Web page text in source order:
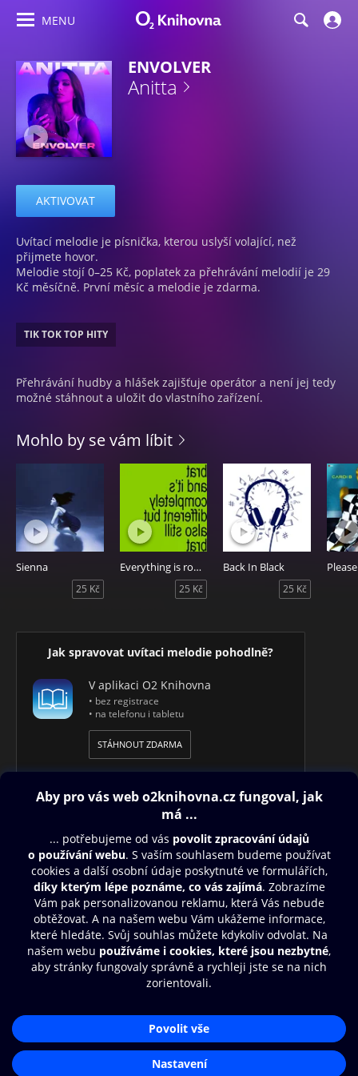
MENU
ENVOLVER
Anitta
AKTIVOVAT
Uvítací melodie je písnička, kterou uslyší volající, než
přijmete hovor.
Melodie stojí 0–25 Kč, poplatek za přehrávání melodií je 29
Kč měsíčně. První měsíc a melodie je zdarma.
TIK TOK TOP HITY
Přehrávání hudby a hlášek zajišťuje operátor a není jej tedy
možné stáhnout a uložit do vlastního zařízení.
Mohlo by se vám líbit
Sienna
25 Kč
Everything is romantic featuring caroline polachek
25 Kč
Back In Black
25 Kč
Jak spravovat uvítaci melodie pohodlně?
V aplikaci O2 Knihovna
• bez registrace
• na telefonu i tabletu
STÁHNOUT ZDARMA
Obsah ke stažení
Moje O2 Knihovna
Další zábava
© O2 Czech Republic a.s.
Zásady zpracování osobních údajůAplikace O2 Knihovna
Čti a poslouchej své e-knihy a